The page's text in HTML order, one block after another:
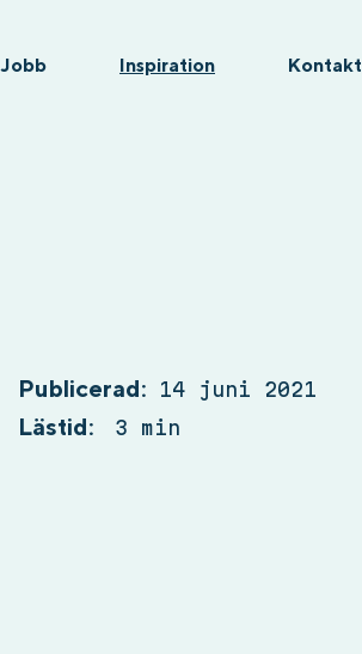
Jobb Inspiration Kontakt
Publicerad: 14 juni 2021
Lästid: 3 min